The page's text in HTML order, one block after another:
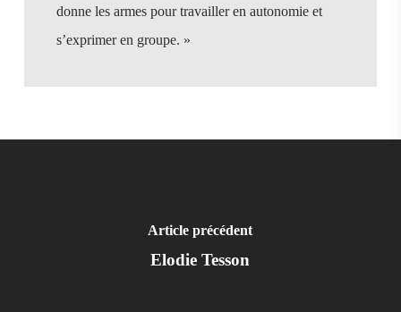
donne les armes pour travailler en autonomie et
s’exprimer en groupe. »
Article précédent
Elodie Tesson